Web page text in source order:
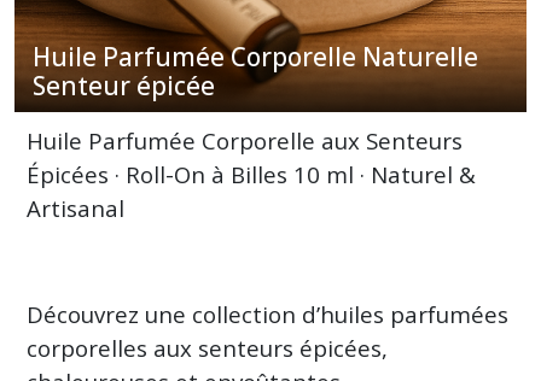
Huile Parfumée Corporelle Naturelle
Senteur épicée
Huile Parfumée Corporelle aux Senteurs
Épicées · Roll-On à Billes 10 ml · Naturel &
Artisanal
Découvrez une collection d’huiles parfumées
corporelles aux senteurs épicées,
Huile
Parfumée
Corporelle
Naturelle
Senteur
(14)
Huile
épicée
(10)